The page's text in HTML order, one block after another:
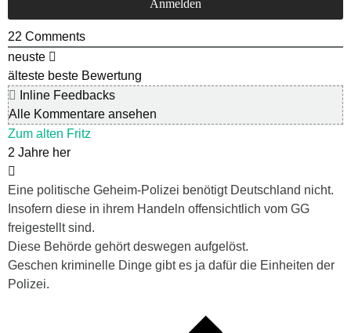
22 Comments
neuste
älteste beste Bewertung
Inline Feedbacks
Alle Kommentare ansehen
Zum alten Fritz
2 Jahre her
Eine politische Geheim-Polizei benötigt Deutschland nicht.
Insofern diese in ihrem Handeln offensichtlich vom GG
freigestellt sind.
Diese Behörde gehört deswegen aufgelöst.
Geschen kriminelle Dinge gibt es ja dafür die Einheiten der
Polizei.